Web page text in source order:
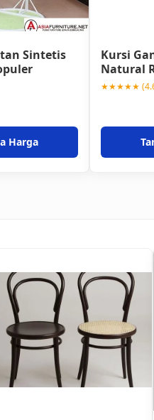
Sintetis
Harga
Kursi
Natural
★★★★★